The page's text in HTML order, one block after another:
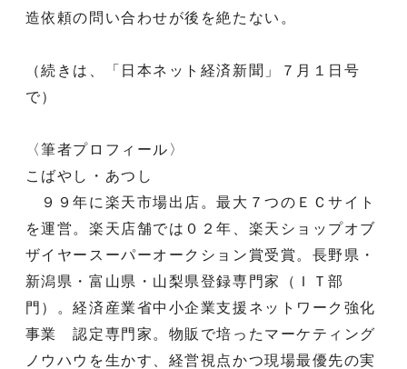
造依頼の問い合わせが後を絶たない。
（続きは、「日本ネット経済新聞」７月１日号
で）
〈筆者プロフィール〉
こばやし・あつし
９９年に楽天市場出店。最大７つのＥＣサイト
を運営。楽天店舗では０２年、楽天ショップオブ
ザイヤースーパーオークション賞受賞。長野県・
新潟県・富山県・山梨県登録専門家（ＩＴ部
門）。経済産業省中小企業支援ネットワーク強化
事業 認定専門家。物販で培ったマーケティング
ノウハウを生かす、経営視点かつ現場最優先の実